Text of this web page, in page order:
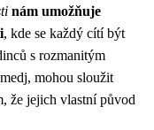
nám umožňuje
, kde se každý cítí být
s rozmanitým
mohou sloužit
že jejich vlastní původ